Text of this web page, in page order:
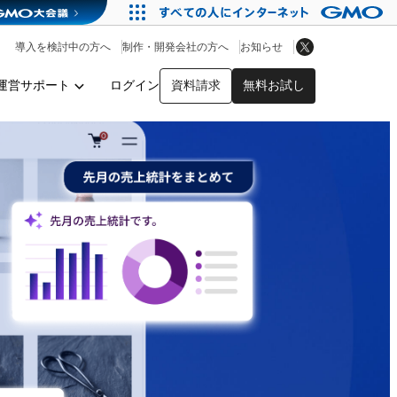
営サポート ログイン 資料請求 無料お試し
導入を検討中の方へ 制作・開発会社の方へ お知らせ
アプリストア